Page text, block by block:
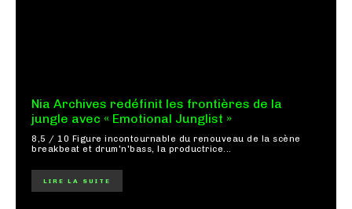
Nia Archives redéfinit les frontières de la
jungle avec « Emotional Junglist »
8,5 / 10 Figure incontournable du renouveau de la scène
breakbeat et drum'n'bass, la productrice...
LIRE LA SUITE